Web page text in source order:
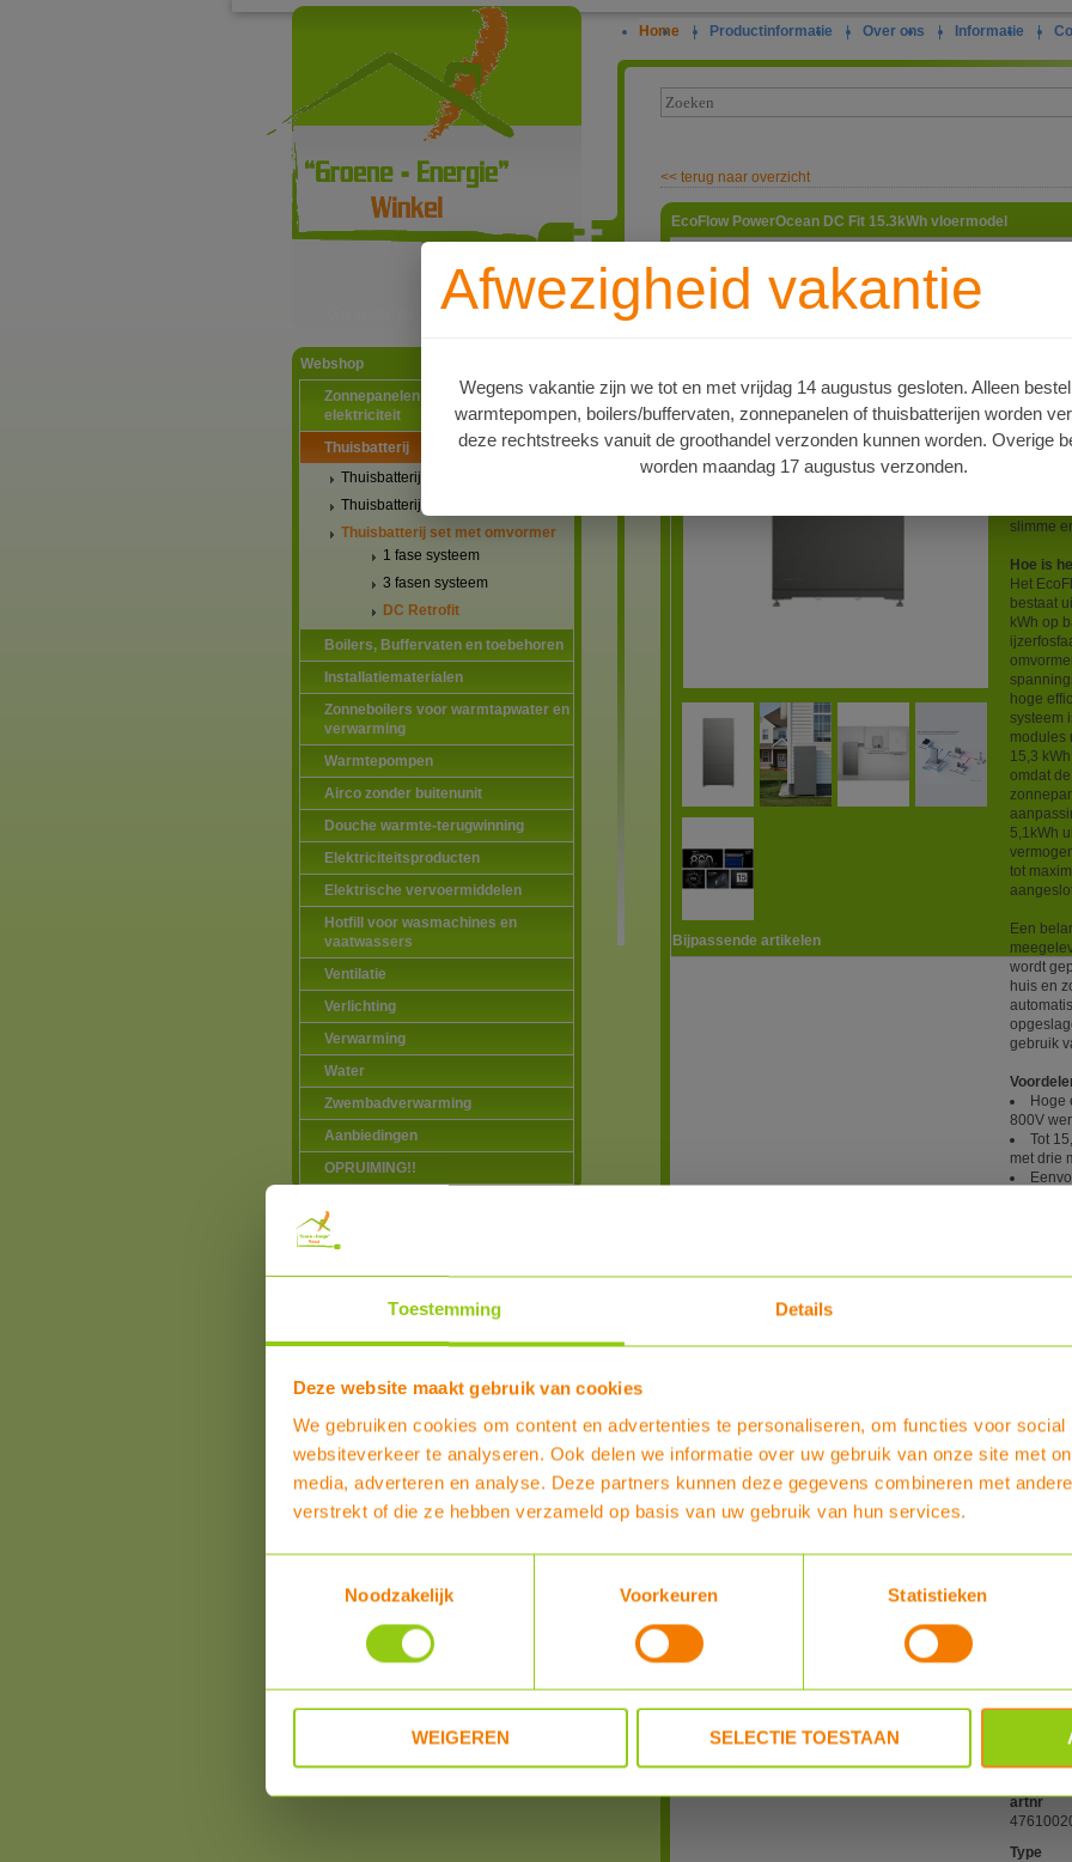
Toestemming Details
Deze website maakt gebruik van cookies
We gebruiken cookies om content en advertenties te personaliseren, om functies voor social
websiteverkeer te analyseren. Ook delen we informatie over uw gebruik van onze site met
media, adverteren en analyse. Deze partners kunnen deze gegevens combineren met
verstrekt of die ze hebben verzameld op basis van uw gebruik van hun services.
Noodzakelijk
Voorkeuren Statistieken
WEIGEREN SELECTIE TOESTAAN
Ga naar productinformatie
Webshop
Zonnepanelen PV-systemen
elektriciteit
Thuisbatterij
Thuisbatterij met stekker
Thuisbatterij
Thuisbatterij set met omvormer
1 fase systeem
3 fasen systeem
DC Retrofit
Boilers, Buffervaten en toebehoren
Installatiematerialen
Zonneboilers voor warmtapwater en
verwarming
Warmtepompen
Airco zonder buitenunit
Douche warmte-terugwinning
Elektriciteitsproducten
Elektrische vervoermiddelen
Hotfill voor wasmachines en
vaatwassers
Ventilatie
Verlichting
Verwarming
Water
Zwembadverwarming
Aanbiedingen
OPRUIMING!!
Klanten over product
SCHRIJF EEN REVIEW
Home | Productinformatie | Over ons | Informatie |
Afwezigheid vakantie
Wegens vakantie zijn we tot en met vrijdag 14 augustus gesloten. Alleen
warmtepompen, boilers/buffervaten, zonnepanelen of thuisbatterijen worden
deze rechtstreeks vanuit de groothandel verzonden kunnen worden. Overige
worden maandag 17 augustus verzonden.
<< terug naar overzicht
EcoFlow PowerOcean DC Fit 15.3kWh vloermodel
een
800 volt
het DC-
directe
in een
DC Fit
energie
hun
slimme
Hoe is
Het
bestaat
kWh op
hoge
systeem
modules
15,3
omdat
5,1kWh
tot
Een
wordt
huis en
gebruik
Hoge
800V
Tot
met drie
met
Het
voor het
Let op:
artnr
Type
Bijpassende artikelen